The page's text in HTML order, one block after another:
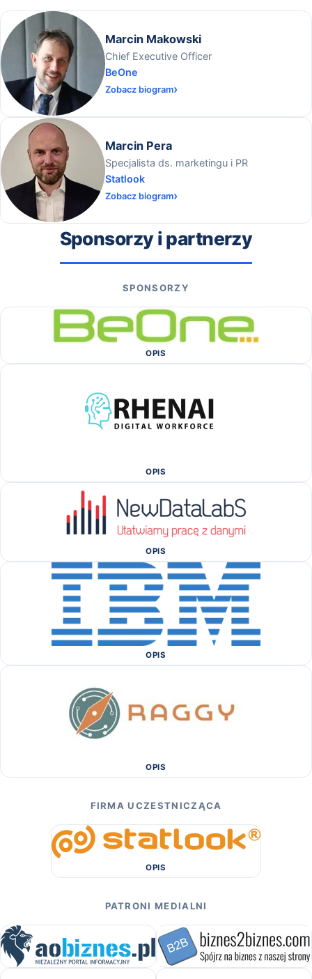
Marcin Makowski
Chief Executive Officer
BeOne
Zobacz biogram
Marcin Pera
Specjalista ds. marketingu i PR
Statlook
Zobacz biogram
Sponsorzy i partnerzy
SPONSORZY
OPIS
OPIS
OPIS
OPIS
OPIS
FIRMA UCZESTNICZĄCA
OPIS
PATRONI MEDIALNI